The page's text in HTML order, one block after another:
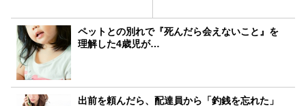
ペットとの別れで『死んだら会えないこと』を
理解した4歳児が…
出前を頼んだら、配達員から「釣銭を忘れた」